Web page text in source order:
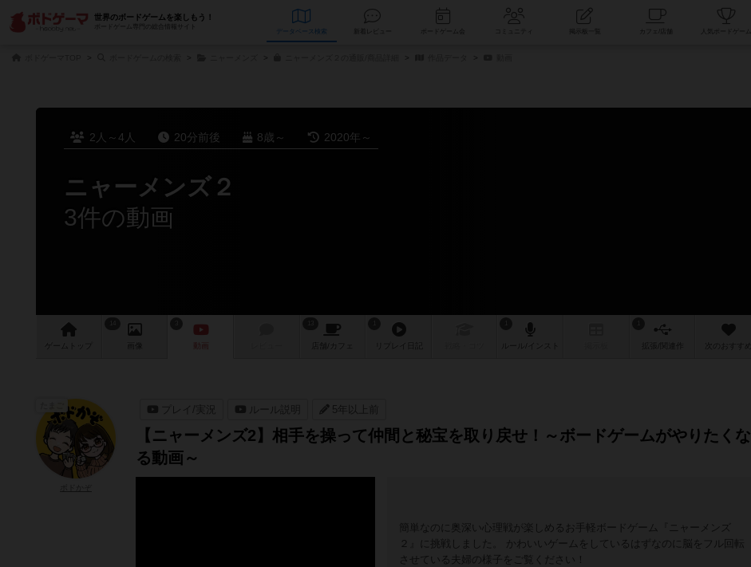
世界のボードゲームを楽しもう！
ボードゲーム専門の総合情報サイト
データベース コミュニティ
2人～4人 20分前後 8歳～ 2020年～
ニャーメンズ２
3件の動画
ゲーム 画像 店舗/ カフェ 作 次のおすすめ
プレイ/実況 ルール説明 5年以上前
【ニャーメンズ2】相手を操って仲間と秘宝を取り戻せ！～ボードゲームがやりたくな
る動画～
簡単なのに奥深い心理戦が楽しめるお手軽ボードゲーム『ニャーメンズ
２』に挑戦しました。 かわいいゲームをしているはずなのに脳をフル回転
させている夫婦の様子をご覧ください！